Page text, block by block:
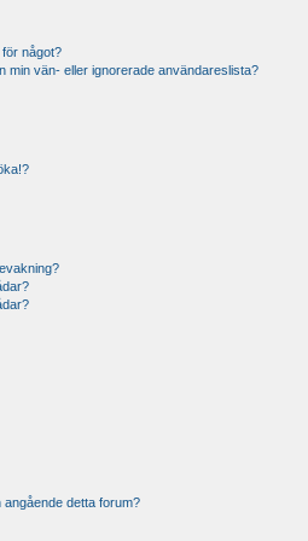
något?
min vän- eller ignorerade användareslista?
detta forum?